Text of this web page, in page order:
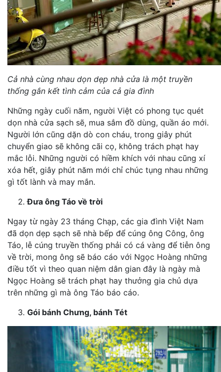
Cả nhà cùng nhau dọn dẹp nhà cửa là một truyền
thống gắn kết tình cảm của cả gia đình
Những ngày cuối năm, người Việt có phong tục quét
dọn nhà cửa sạch sẽ, mua sắm đồ dùng, quần áo mới.
Người lớn cũng dặn dò con cháu, trong giây phút
chuyển giao sẽ không cãi cọ, không trách phạt hay
mắc lỗi. Những người có hiềm khích với nhau cũng xí
xóa hết, giây phút năm mới chỉ chúc tụng nhau những
gì tốt lành và may mắn.
Đưa ông Táo về trời
Ngay từ ngày 23 tháng Chạp, các gia đình Việt Nam
đã dọn dẹp sạch sẽ nhà bếp để cúng ông Công, ông
Táo, lễ cúng truyền thống phải có cá vàng để tiễn ông
về trời, mong ông sẽ báo cáo với Ngọc Hoàng những
điều tốt vì theo quan niệm dân gian đây là ngày mà
Ngọc Hoàng sẽ trách phạt hay thưởng gia chủ dựa
trên những gì mà ông Táo báo cáo.
Gói bánh Chưng, bánh Tét